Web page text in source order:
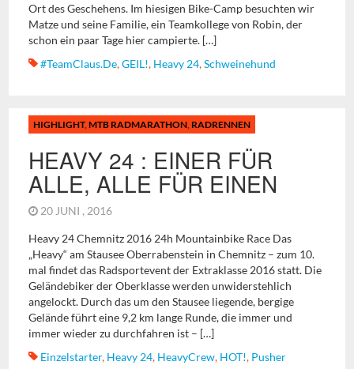
Ort des Geschehens. Im hiesigen Bike-Camp besuchten wir
Matze und seine Familie, ein Teamkollege von Robin, der
schon ein paar Tage hier campierte. […]
#TeamClaus.de,GEIL!, Heavy 24,Schweinehund
HIGHLIGHT,MTB RADMARATHON, RADRENNEN
HEAVY 24 : EINER FÜR
ALLE, ALLE FÜR EINEN
20 JUNI , 2016
Heavy 24 Chemnitz 2016 24h Mountainbike Race Das
„Heavy“ am Stausee Oberrabenstein in Chemnitz – zum 10.
mal findet das Radsportevent der Extraklasse 2016 statt. Die
Geländebiker der Oberklasse werden unwiderstehlich
angelockt. Durch das um den Stausee liegende, bergige
Gelände führt eine 9,2 km lange Runde, die immer und
immer wieder zu durchfahren ist – […]
Einzelstarter, Heavy 24, HeavyCrew, HOT!, Pusher